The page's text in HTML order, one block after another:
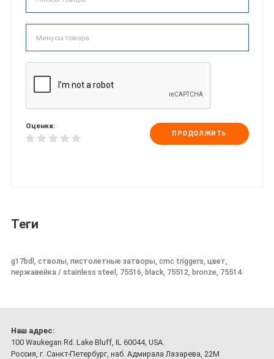
Оценка:
ПРОДОЛЖИТЬ
Теги
g17bdl, стволы, пистолетные затворы, cmc triggers, цвет,
nержавейка / stainless steel, 75516, black, 75512, bronze, 75514
Наш адрес:
100 Waukegan Rd. Lake Bluff, IL 60044, USA.
Россия, г. Санкт-Петербург, наб. Адмирала Лазарева, 22М